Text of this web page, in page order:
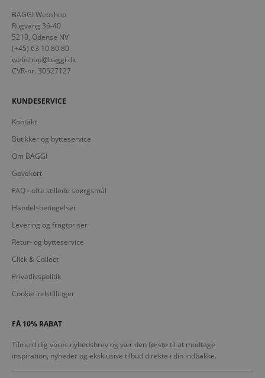
BAGGI Webshop
Rugvang 36-40
5210, Odense NV
(+45) 63 10 80 80
webshop@baggi.dk
CVR-nr. 30527127
KUNDESERVICE
Kontakt
Butikker og bytteservice
Om BAGGI
Gavekort
FAQ - ofte stillede spørgsmål
Handelsbetingelser
Levering og fragtpriser
Retur- og bytteservice
Click & Collect
Privatlivspolitik
Cookie indstillinger
FÅ 10% RABAT
Tilmeld dig vores nyhedsbrev og vær den første til at modtage
inspiration, nyheder og eksklusive tilbud direkte i din indbakke.